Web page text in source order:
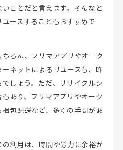
ことだと言えます。そんなと
ースすることもおすすめで
ろん、フリマアプリやオーク
ネットによるリユースも、昨
しょう。ただ、リサイクルシ
あり、フリマアプリやオーク
包配送など、多くの手間があ
利用は、時間や労力に余裕が